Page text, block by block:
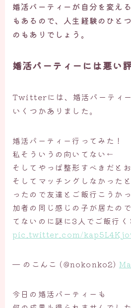
婚活パーティーが自分を変え
もあるので、人生経験のひと
のもありでしょう。
婚活パーティーには悪い
Twitterには、婚活パーティ
いくつかありました。
婚活パーティー行ってみた！
私そういうの向いてない←
そしてやっぱ整形すべきだとお
そしてマッチングしなかった
ったので友達とご飯行こうか
加者の同じ感じの子が居たの
てないのに謎に3人でご飯行
pic.twitter.com/
— のこんこ (@nokonko2)
今日の婚活パーティーも